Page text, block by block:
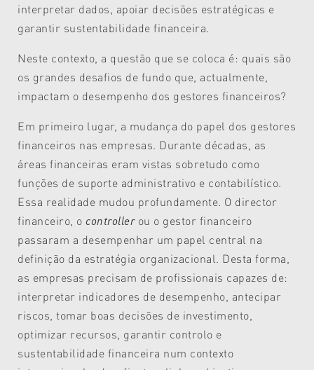
interpretar dados, apoiar decisões estratégicas e
garantir sustentabilidade financeira.
Neste contexto, a questão que se coloca é: quais são
os grandes desafios de fundo que, actualmente,
impactam o desempenho dos gestores financeiros?
Em primeiro lugar, a mudança do papel dos gestores
financeiros nas empresas. Durante décadas, as
áreas financeiras eram vistas sobretudo como
funções de suporte administrativo e contabilístico.
Essa realidade mudou profundamente. O director
financeiro, ocontrollerou o gestor financeiro
passaram a desempenhar um papel central na
definição da estratégia organizacional. Desta forma,
as empresas precisam de profissionais capazes de:
interpretar indicadores de desempenho, antecipar
riscos, tomar boas decisões de investimento,
optimizar recursos, garantir controlo e
sustentabilidade financeira num contexto